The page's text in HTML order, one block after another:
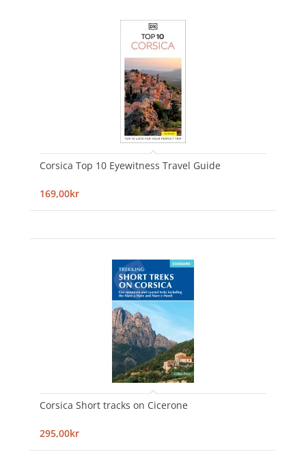
Corsica Top 10 Eyewitness Travel Guide
169,00kr
Corsica Short tracks on Cicerone
295,00kr